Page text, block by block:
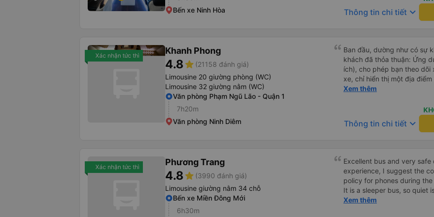
Bến xe Ninh Hòa
Thông tin chi tiết keyboard_arrow_down
Xác nhận tức thì Khanh Phong
4.8star (21158 đánh giá)
Limousine 20 giường phòng (WC)
Limousine 32 giường nằm (WC)
Văn phòng Phạm Ngũ Lão - Quận 1
7h20m
Văn phòng Ninh Diêm
Ban đầu, dường như có sự
khách đã thỏa thuận: Ứng
ích), cho phép bạn theo
xe, chỉ hiển thị một địa
điểm mà chúng tôi đã được
điện thoại. Tuy nhiên, tài
ban đầu, vì vậy việc lên xe
chúng tôi không thể sử
rất thoải mái (đáng tiếc là
hàng ghế đầu). Chuyến đi
được phát, video được
nháy đẹp mắt trên trần xe.
tôi thậm chí còn đến đích
Xem thêm
Thông tin chi tiết keyboard_arrow_down
Xác nhận tức thì Phương Trang
4.8star (3990 đánh giá)
Limousine giường nằm 34 chỗ
Bến xe Miền Đông Mới
6h30m
Excellent bus and very
experience, I suggest the
policy for phones during
It is a sleeper bus, so quiet
Wi-Fi password clearly
Xem thêm